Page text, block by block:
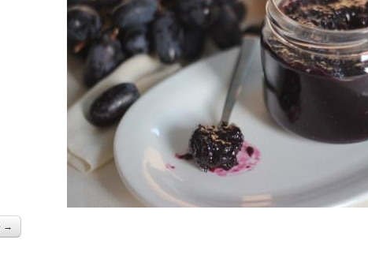
Намазка с виноградом
→